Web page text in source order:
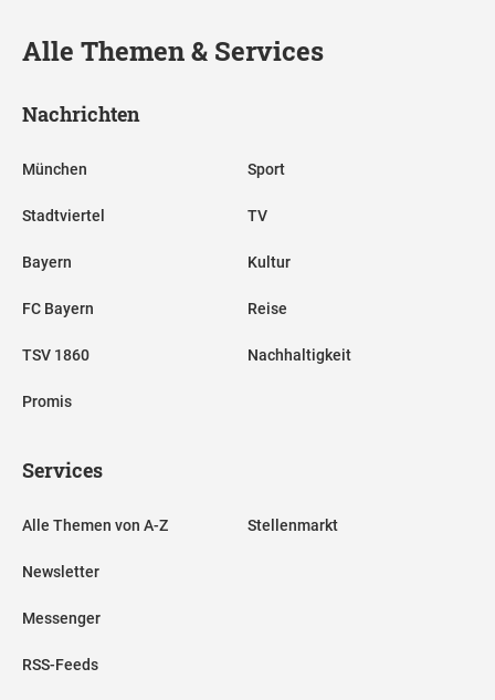
Alle Themen & Services
Nachrichten
München
Stadtviertel
Bayern
FC Bayern
TSV 1860
Promis
Sport
TV
Kultur
Reise
Nachhaltigkeit
Services
Alle Themen von A-Z
Newsletter
Messenger
RSS-Feeds
Stellenmarkt